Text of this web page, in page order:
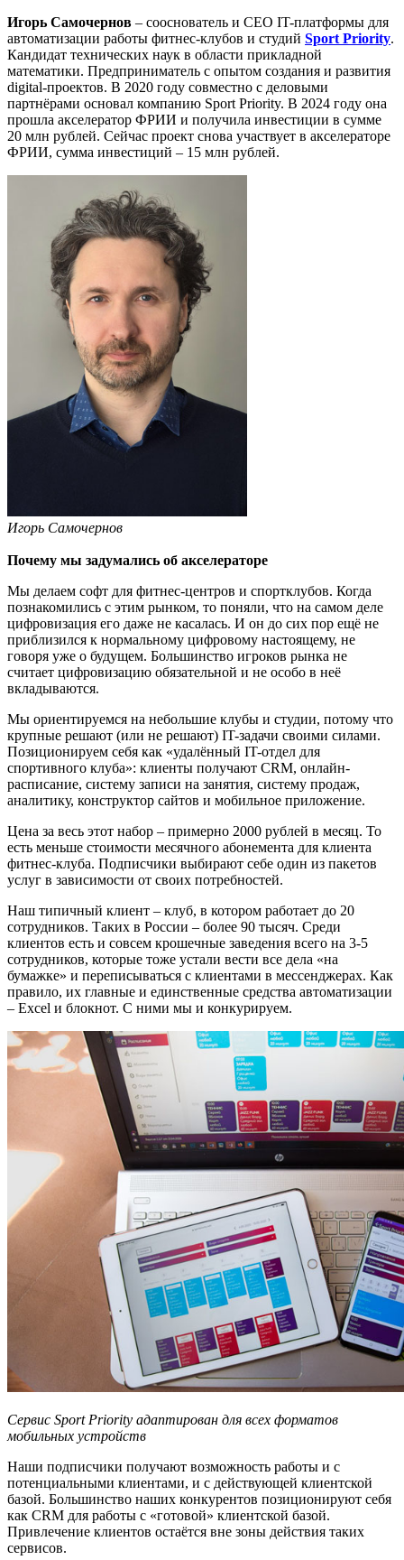
Игорь Самочернов – сооснователь и CEO IT-платформы для
автоматизации работы фитнес-клубов и студий Sport Priority.
Кандидат технических наук в области прикладной
математики. Предприниматель с опытом создания и развития
digital-проектов. В 2020 году совместно с деловыми
партнёрами основал компанию Sport Priority. В 2024 году она
прошла акселератор ФРИИ и получила инвестиции в сумме
20 млн рублей. Сейчас проект снова участвует в акселераторе
ФРИИ, сумма инвестиций – 15 млн рублей.
Игорь Самочернов
Почему мы задумались об акселераторе
Мы делаем софт для фитнес-центров и спортклубов. Когда
познакомились с этим рынком, то поняли, что на самом деле
цифровизация его даже не касалась. И он до сих пор ещё не
приблизился к нормальному цифровому настоящему, не
говоря уже о будущем. Большинство игроков рынка не
считает цифровизацию обязательной и не особо в неё
вкладываются.
Мы ориентируемся на небольшие клубы и студии, потому что
крупные решают (или не решают) IT-задачи своими силами.
Позиционируем себя как «удалённый IT-отдел для
спортивного клуба»: клиенты получают CRM, онлайн-
расписание, систему записи на занятия, систему продаж,
аналитику, конструктор сайтов и мобильное приложение.
Цена за весь этот набор – примерно 2000 рублей в месяц. То
есть меньше стоимости месячного абонемента для клиента
фитнес-клуба. Подписчики выбирают себе один из пакетов
услуг в зависимости от своих потребностей.
Наш типичный клиент – клуб, в котором работает до 20
сотрудников. Таких в России – более 90 тысяч. Среди
клиентов есть и совсем крошечные заведения всего на 3-5
сотрудников, которые тоже устали вести все дела «на
бумажке» и переписываться с клиентами в мессенджерах. Как
правило, их главные и единственные средства автоматизации
– Excel и блокнот. С ними мы и конкурируем.
Сервис Sport Priority адаптирован для всех форматов
мобильных устройств
Наши подписчики получают возможность работы и с
потенциальными клиентами, и с действующей клиентской
базой. Большинство наших конкурентов позиционируют себя
как CRM для работы с «готовой» клиентской базой.
Привлечение клиентов остаётся вне зоны действия таких
сервисов.